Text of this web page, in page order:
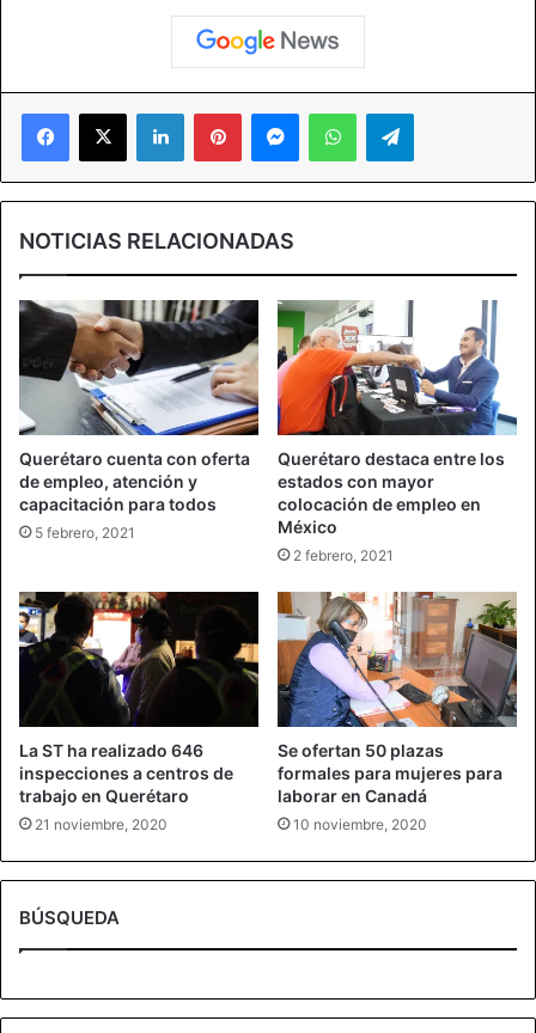
Facebook
X LinkedInPinterestMessengerWhatsAppTelegram
NOTICIAS RELACIONADAS
Querétaro cuenta con oferta
de empleo, atención y
capacitación para todos
5 febrero, 2021
Querétaro destaca entre los
estados con mayor
colocación de empleo en
México
2 febrero, 2021
La ST ha realizado 646
inspecciones a centros de
trabajo en Querétaro
21 noviembre, 2020
Se ofertan 50 plazas
formales para mujeres para
laborar en Canadá
10 noviembre, 2020
BÚSQUEDA